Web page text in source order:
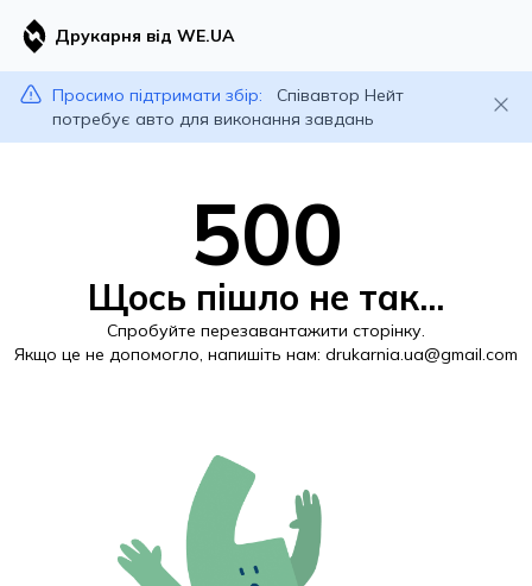
Друкарня від WE.UA
Просимо підтримати збір:
Співавтор Нейт
потребує авто для виконання завдань
500
Щось пішло не так...
Спробуйте перезавантажити сторінку.
Якщо це не допомогло, напишіть нам: drukarnia.ua@gmail.com